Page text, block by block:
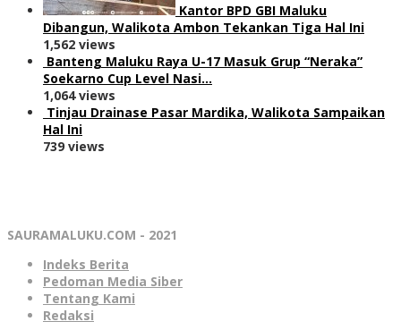
Kantor BPD GBI Maluku
Dibangun, Walikota Ambon Tekankan Tiga Hal Ini
1,562 views
Banteng Maluku Raya U-17 Masuk Grup “Neraka”
Soekarno Cup Level Nasi…
1,064 views
Tinjau Drainase Pasar Mardika, Walikota Sampaikan
Hal Ini
739 views
SAURAMALUKU.COM - 2021
Indeks Berita
Pedoman Media Siber
Tentang Kami
Redaksi